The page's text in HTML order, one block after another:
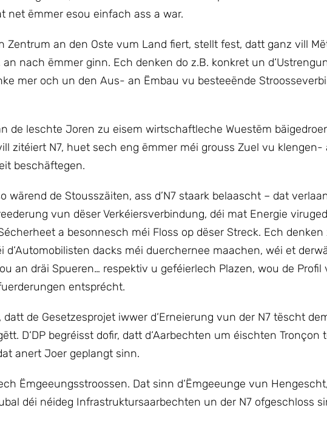
net ëmmer esou einfach ass a war.
Zentrum an den Oste vum Land fiert, stellt fest, datt ganz vill
nach ëmmer ginn. Ech denken do z.B. konkret un
mer och un den Aus- an Ëmbau vu besteeënde
de leschte Joren zu eisem wirtschaftleche Wuestëm
zitéiert N7, huet sech eng ëmmer méi grouss Zuel vu klengen-
beschäftegen.
wärend de Stousszäiten, ass d’N7 staark belaascht – dat
vun dëser Verkéiersverbindung, déi mat Energie
a besonnesch méi Floss op dëser Streck. Ech
d‘Automobilisten dacks méi duerchernee maachen, wéi et
an dräi Spueren… respektiv u geféierlech Plazen, wou de Profil
entsprécht.
de Gesetzesprojet iwwer d‘Erneierung vun der N7 tëscht
D‘DP begréisst dofir, datt d‘Aarbechten um éischten
anert Joer geplangt sinn.
Ëmgeeungsstroossen. Dat sinn d‘Ëmgeeunge vun
déi néideg Infrastruktursaarbechten un der N7 ofgeschloss